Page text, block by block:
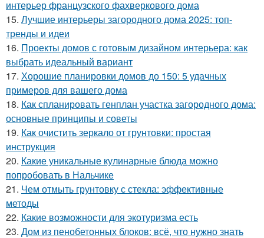
интерьер французского фахверкового дома
15. Лучшие интерьеры загородного дома 2025: топ-
тренды и идеи
16. Проекты домов с готовым дизайном интерьера: как
выбрать идеальный вариант
17. Хорошие планировки домов до 150: 5 удачных
примеров для вашего дома
18. Как спланировать генплан участка загородного дома:
основные принципы и советы
19. Как очистить зеркало от грунтовки: простая
инструкция
20. Какие уникальные кулинарные блюда можно
попробовать в Нальчике
21. Чем отмыть грунтовку с стекла: эффективные
методы
22. Какие возможности для экотуризма есть
23. Дом из пенобетонных блоков: всё, что нужно знать